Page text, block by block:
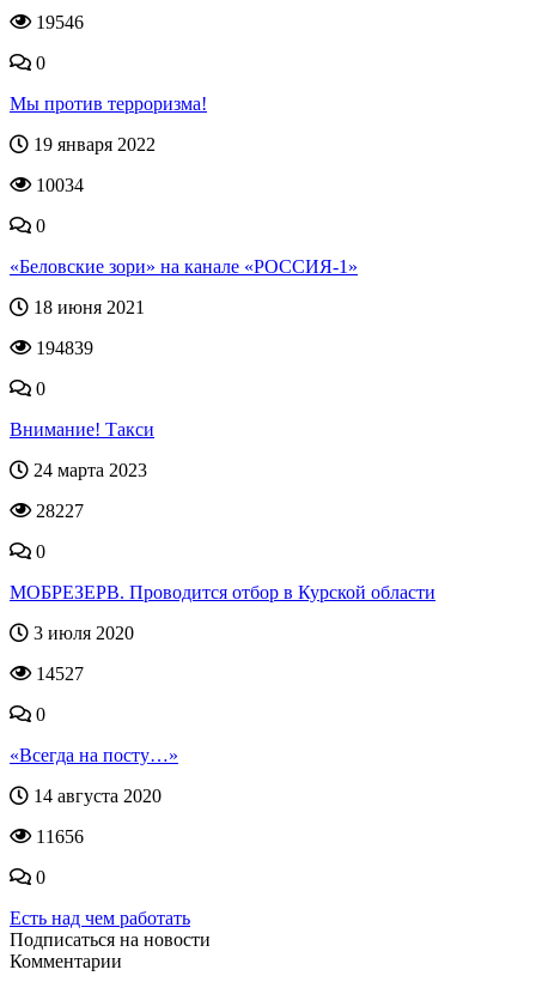
19546
0
Мы против терроризма!
19 января 2022
10034
0
«Беловские зори» на канале «РОССИЯ-1»
18 июня 2021
194839
0
Внимание! Такси
24 марта 2023
28227
0
МОБРЕЗЕРВ. Проводится отбор в Курской области
3 июля 2020
14527
0
«Всегда на посту…»
14 августа 2020
11656
0
Есть над чем работать
Подписаться на новости
Комментарии